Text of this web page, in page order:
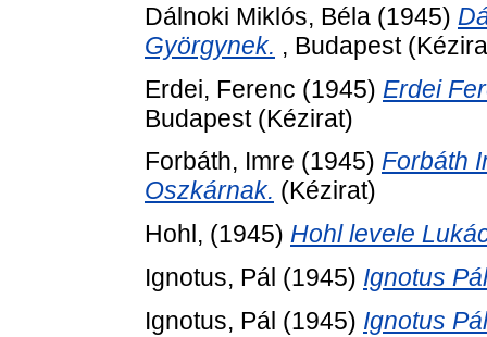
Dálnoki Miklós, Béla (1945)
Györgynek. , Budapest
Erdei, Ferenc (1945) Erdei
Budapest (Kézirat)
Forbáth, Imre (1945) Forbáth
Oszkárnak. (Kézirat)
Hohl, (1945) Hohl levele
Ignotus, Pál (1945) Ignotus
Ignotus, Pál (1945) Ignotus